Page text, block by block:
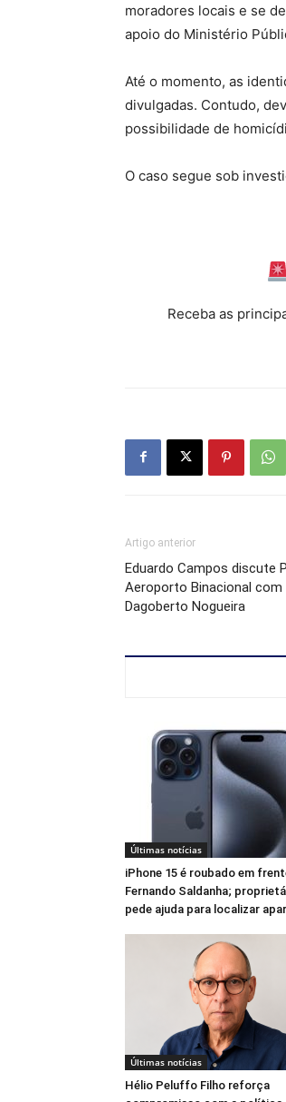
moradores locais e se
apoio do Ministério
Até o momento, as
divulgadas. Contudo,
possibilidade de
O caso segue sob
Receba as
Artigo anterior
Eduardo Campos discute
Aeroporto Binacional
Dagoberto Nogueira
Últimas notícias
iPhone 15 é roubado em
Fernando Saldanha;
pede ajuda para localizar
Últimas notícias
Hélio Peluffo Filho reforça